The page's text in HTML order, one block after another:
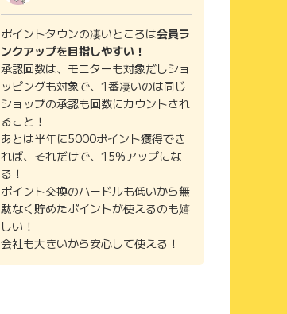
ポイントタウンの凄いところは会員ラ
ンクアップを目指しやすい！
承認回数は、モニターも対象だしショ
ッピングも対象で、1番凄いのは同じ
ショップの承認も回数にカウントされ
ること！
あとは半年に5000ポイント獲得でき
れば、それだけで、15%アップにな
る！
ポイント交換のハードルも低いから無
駄なく貯めたポイントが使えるのも嬉
しい！
会社も大きいから安心して使える！